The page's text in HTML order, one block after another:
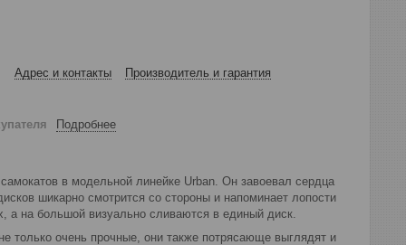
Адрес и контакты Производитель и гарантия
Подробнее
в модельной линейке Urban. Он завоевал сердца
шикарно смотрится со стороны и напоминает лопости
а на большой визуально сливаются в единый диск.
только очень прочные, они также потрясающе выглядят и